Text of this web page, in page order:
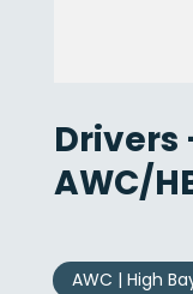
Drivers
AWC/
AWC | High